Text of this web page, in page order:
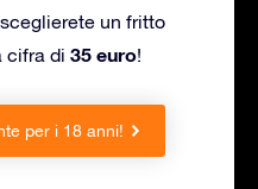
un fritto
cifra di 35 euro!
per i 18 anni!